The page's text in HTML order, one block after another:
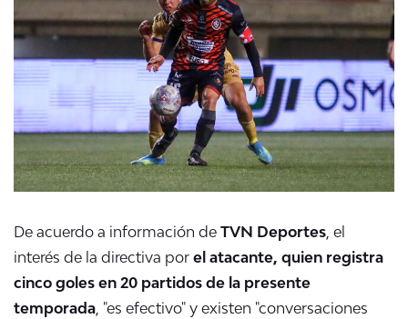
De acuerdo a información de TVN Deportes, el
interés de la directiva por el atacante, quien registra
cinco goles en 20 partidos de la presente
temporada, "es efectivo" y existen "conversaciones